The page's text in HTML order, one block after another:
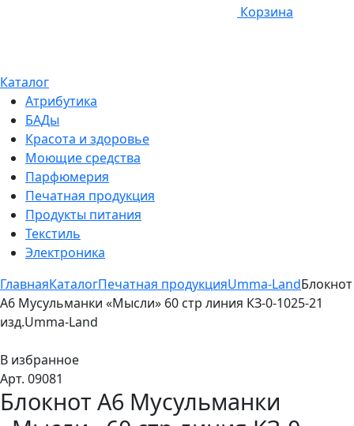
Корзина
Каталог
Атрибутика
БАДы
Красота и здоровье
Моющие средства
Парфюмерия
Печатная продукция
Продукты питания
Текстиль
Электроника
ГлавнаяКаталогПечатная продукцияUmma-LandБлокнот
А6 Мусульманки «Мысли» 60 стр линия КЗ-0-1025-21
изд.Umma-Land
В избранное
Арт. 09081
Блокнот А6 Мусульманки